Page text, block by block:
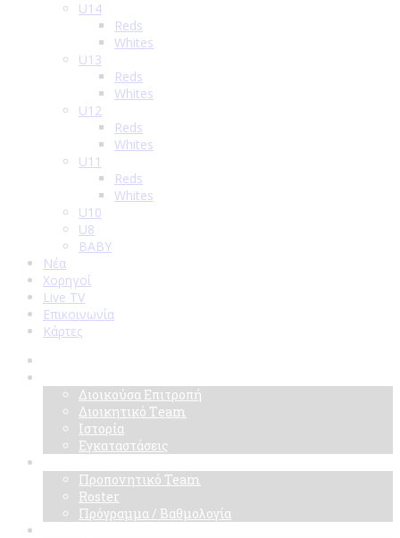
U14
Reds
Whites
U13
Reds
Whites
U12
Reds
Whites
U11
Reds
Whites
U10
U8
BABY
Νέα
Χορηγοί
Live TV
Επικοινωνία
Κάρτες
Διοικούσα Επιτροπή
Διοικητικό Τeam
Ιστορία
Εγκαταστάσεις
Προπονητικό Team
Roster
Πρόγραμμα / Βαθμολογία